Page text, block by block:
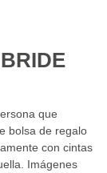
que
bolsa de regalo
con cintas
Imágenes